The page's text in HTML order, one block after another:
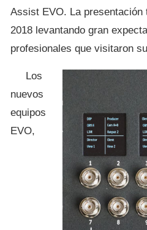
Assist EVO. La presentación
2018 levantando gran
profesionales que visitaron
Los
nuevos
equipos
EVO,